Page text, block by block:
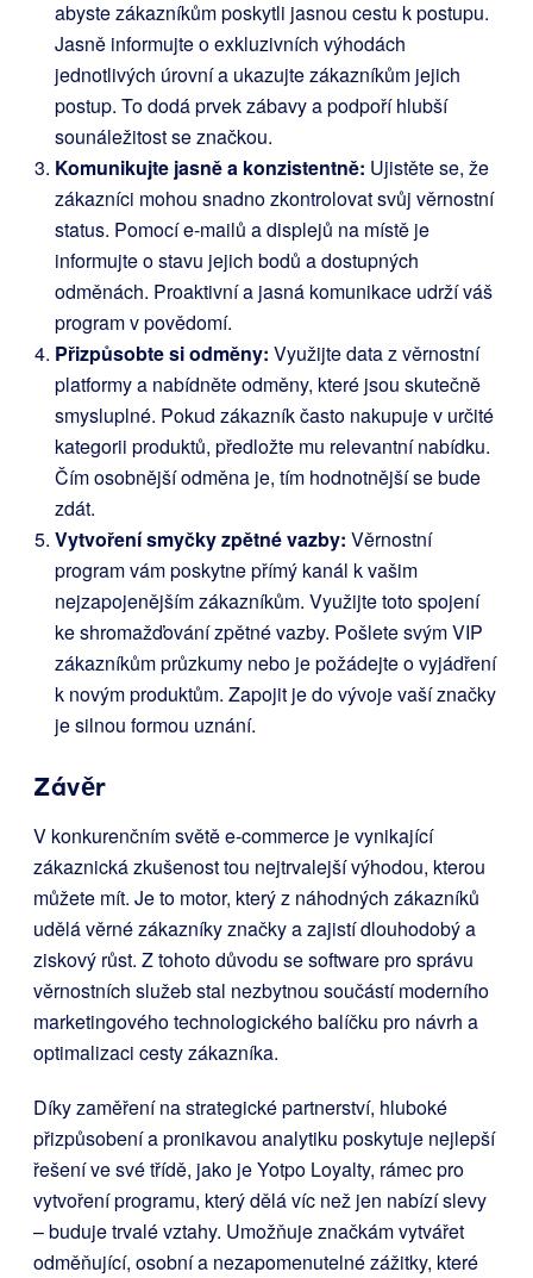
abyste zákazníkům poskytli jasnou cestu k postupu.
Jasně informujte o exkluzivních výhodách
jednotlivých úrovní a ukazujte zákazníkům jejich
postup. To dodá prvek zábavy a podpoří hlubší
sounáležitost se značkou.
Komunikujte jasně a konzistentně: Ujistěte se, že
zákazníci mohou snadno zkontrolovat svůj věrnostní
status. Pomocí e-mailů a displejů na místě je
informujte o stavu jejich bodů a dostupných
odměnách. Proaktivní a jasná komunikace udrží váš
program v povědomí.
Přizpůsobte si odměny: Využijte data z věrnostní
platformy a nabídněte odměny, které jsou skutečně
smysluplné. Pokud zákazník často nakupuje v určité
kategorii produktů, předložte mu relevantní nabídku.
Čím osobnější odměna je, tím hodnotnější se bude
zdát.
Vytvoření smyčky zpětné vazby: Věrnostní
program vám poskytne přímý kanál k vašim
nejzapojenějším zákazníkům. Využijte toto spojení
ke shromažďování zpětné vazby. Pošlete svým VIP
zákazníkům průzkumy nebo je požádejte o vyjádření
k novým produktům. Zapojit je do vývoje vaší značky
je silnou formou uznání.
Závěr
V konkurenčním světě e-commerce je vynikající
zákaznická zkušenost tou nejtrvalejší výhodou, kterou
můžete mít. Je to motor, který z náhodných zákazníků
udělá věrné zákazníky značky a zajistí dlouhodobý a
ziskový růst. Z tohoto důvodu se software pro správu
věrnostních služeb stal nezbytnou součástí moderního
marketingového technologického balíčku pro návrh a
optimalizaci cesty zákazníka.
Díky zaměření na strategické partnerství, hluboké
přizpůsobení a pronikavou analytiku poskytuje nejlepší
řešení ve své třídě, jako je Yotpo Loyalty, rámec pro
vytvoření programu, který dělá víc než jen nabízí slevy
– buduje trvalé vztahy. Umožňuje značkám vytvářet
odměňující, osobní a nezapomenutelné zážitky, které